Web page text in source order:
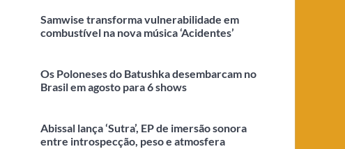
Samwise transforma vulnerabilidade em
combustível na nova música ‘Acidentes’
Os Poloneses do Batushka desembarcam no
Brasil em agosto para 6 shows
Abissal lança ‘Sutra’, EP de imersão sonora
entre introspecção, peso e atmosfera